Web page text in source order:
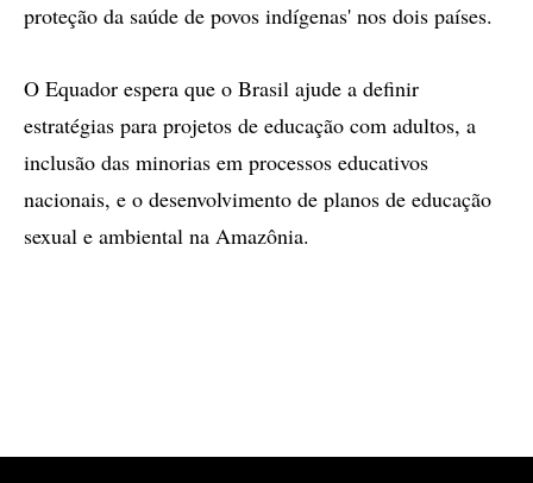
proteção da saúde de povos indígenas' nos dois países.
O Equador espera que o Brasil ajude a definir
estratégias para projetos de educação com adultos, a
inclusão das minorias em processos educativos
nacionais, e o desenvolvimento de planos de educação
sexual e ambiental na Amazônia.